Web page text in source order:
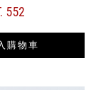
552
購物車